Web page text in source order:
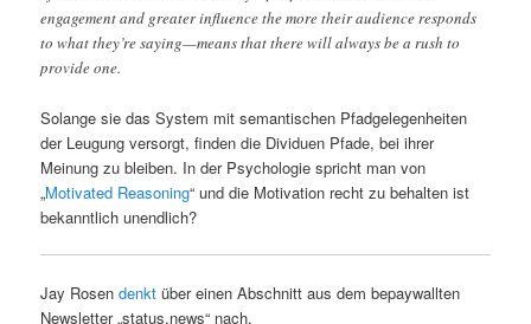
engagement and greater influence the more their audience responds
to what they’re saying—means that there will always be a rush to
provide one.
Solange sie das System mit semantischen Pfadgelegenheiten
der Leugung versorgt, finden die Dividuen Pfade, bei ihrer
Meinung zu bleiben. In der Psychologie spricht man von
„Motivated Reasoning“ und die Motivation recht zu behalten ist
bekanntlich unendlich?
Jay Rosendenkt über einen Abschnitt aus dem bepaywallten
Newsletter „status.news“ nach.